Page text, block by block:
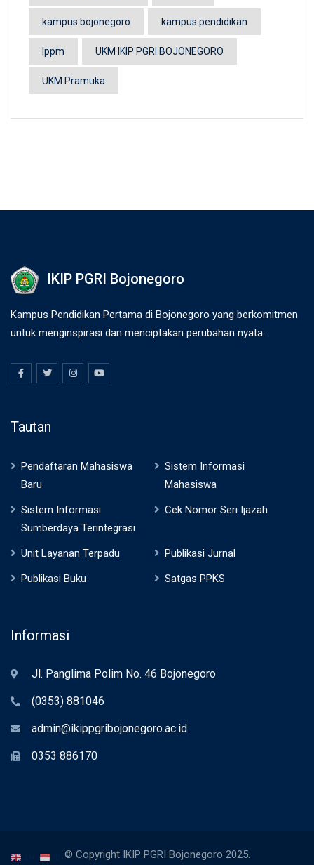
kampus bojonegoro kampus pendidikan
lppm UKM IKIP PGRI BOJONEGORO
UKM Pramuka
IKIP PGRI Bojonegoro
Kampus Pendidikan Pertama di Bojonegoro yang berkomitmen
untuk menginspirasi dan menciptakan perubahan nyata.
Tautan
Pendaftaran Mahasiswa
Baru
Sistem Informasi
Mahasiswa
Sistem Informasi
Sumberdaya Terintegrasi
Cek Nomor Seri Ijazah
Unit Layanan Terpadu
Publikasi Jurnal
Publikasi Buku
Satgas PPKS
Informasi
Jl. Panglima Polim No. 46 Bojonegoro
(0353) 881046
admin@ikippgribojonegoro.ac.id
0353 886170
© Copyright IKIP PGRI Bojonegoro 2025.